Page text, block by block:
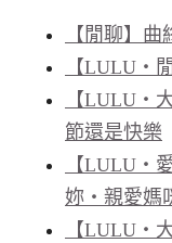
【閒聊】
【LULU‧
【LULU‧
節還是快樂
【LULU‧
妳‧親愛媽
【LULU‧